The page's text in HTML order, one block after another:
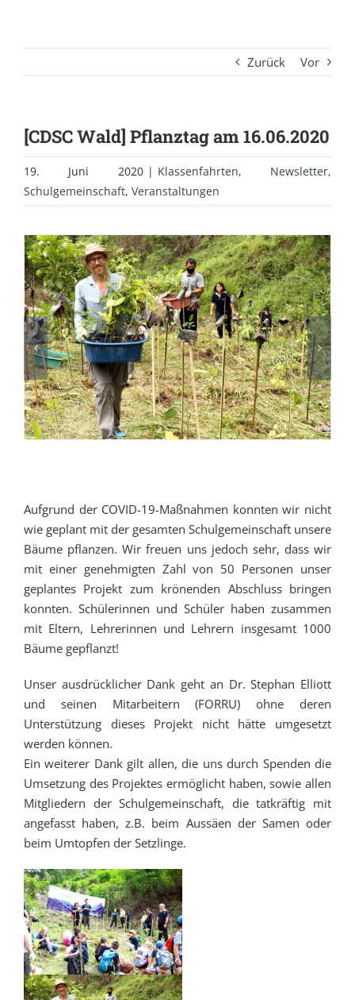
Zurück Vor
[CDSC Wald] Pflanztag am 16.06.2020
19. Juni 2020 | Klassenfahrten, Newsletter,
Schulgemeinschaft, Veranstaltungen
Aufgrund der COVID-19-Maßnahmen konnten wir nicht
wie geplant mit der gesamten Schulgemeinschaft unsere
Bäume pflanzen. Wir freuen uns jedoch sehr, dass wir
mit einer genehmigten Zahl von 50 Personen unser
geplantes Projekt zum krönenden Abschluss bringen
konnten. Schülerinnen und Schüler haben zusammen
mit Eltern, Lehrerinnen und Lehrern insgesamt 1000
Bäume gepflanzt!
Unser ausdrücklicher Dank geht an Dr. Stephan Elliott
und seinen Mitarbeitern (FORRU) ohne deren
Unterstützung dieses Projekt nicht hätte umgesetzt
werden können.
Ein weiterer Dank gilt allen, die uns durch Spenden die
Umsetzung des Projektes ermöglicht haben, sowie allen
Mitgliedern der Schulgemeinschaft, die tatkräftig mit
angefasst haben, z.B. beim Aussäen der Samen oder
beim Umtopfen der Setzlinge.